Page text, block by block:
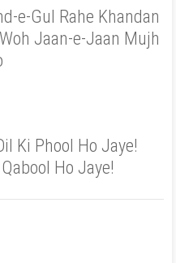
e-Gul Rahe Khandan
Jaan-e-Jaan Mujh
Ki Phool Ho Jaye!
Ho Jaye!